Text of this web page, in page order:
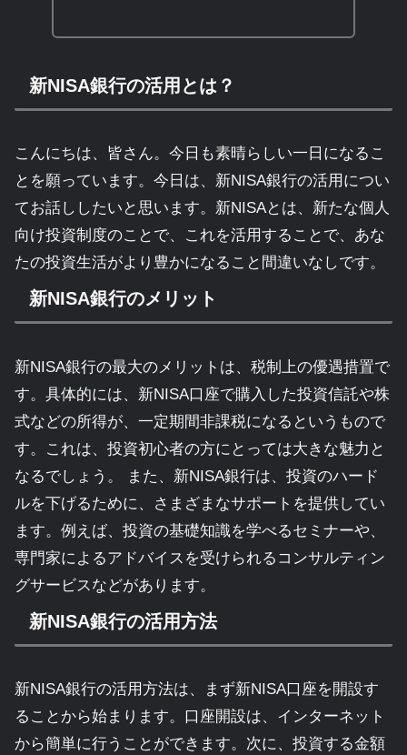
新NISA銀行の活用とは？
こんにちは、皆さん。今日も素晴らしい一日になるこ
とを願っています。今日は、新NISA銀行の活用につい
てお話ししたいと思います。新NISAとは、新たな個人
向け投資制度のことで、これを活用することで、あな
たの投資生活がより豊かになること間違いなしです。
新NISA銀行のメリット
新NISA銀行の最大のメリットは、税制上の優遇措置で
す。具体的には、新NISA口座で購入した投資信託や株
式などの所得が、一定期間非課税になるというもので
す。これは、投資初心者の方にとっては大きな魅力と
なるでしょう。 また、新NISA銀行は、投資のハード
ルを下げるために、さまざまなサポートを提供してい
ます。例えば、投資の基礎知識を学べるセミナーや、
専門家によるアドバイスを受けられるコンサルティン
グサービスなどがあります。
新NISA銀行の活用方法
新NISA銀行の活用方法は、まず新NISA口座を開設す
ることから始まります。口座開設は、インターネット
から簡単に行うことができます。次に、投資する金額